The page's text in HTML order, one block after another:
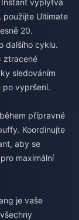
vyplýtvá
použijte Ultimate
20.
dalšího cyklu.
ztracené
sledováním
po vypršení.
přípravné
Koordinujte
aby se
maximální
je vaše